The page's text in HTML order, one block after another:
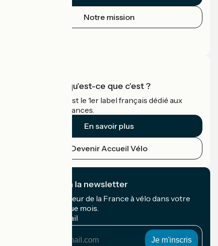
Notre mission
Accueil Vélo qu'est-ce que c'est ?
Accueil Vélo c'est le 1er label français dédié aux
cyclistes en vacances.
En savoir plus
Devenir Accueil Vélo
Je m'abonne à la newsletter
Recevez le meilleur de la France à vélo dans votre
boîte mail chaque mois.
Mon adresse mail